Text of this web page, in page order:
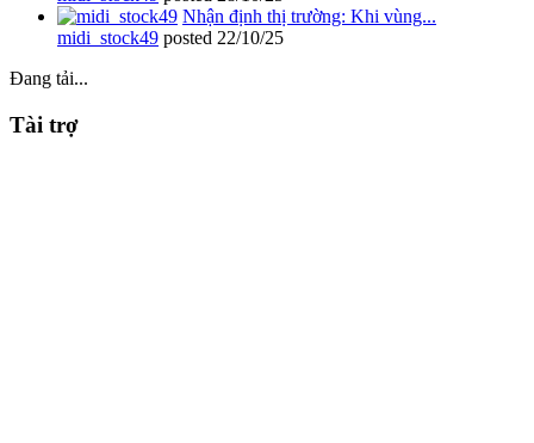
Nhận định thị trường: Khi vùng...
midi_stock49 posted 22/10/25
Đang tải...
Tài trợ